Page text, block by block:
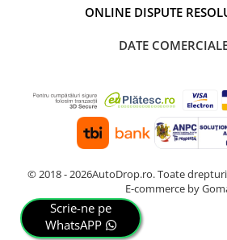
ONLINE DISPUTE
DATE
© 2018 - 2026AutoDrop.ro. Toate
E-commerce by
Scrie-ne pe
WhatsAPP